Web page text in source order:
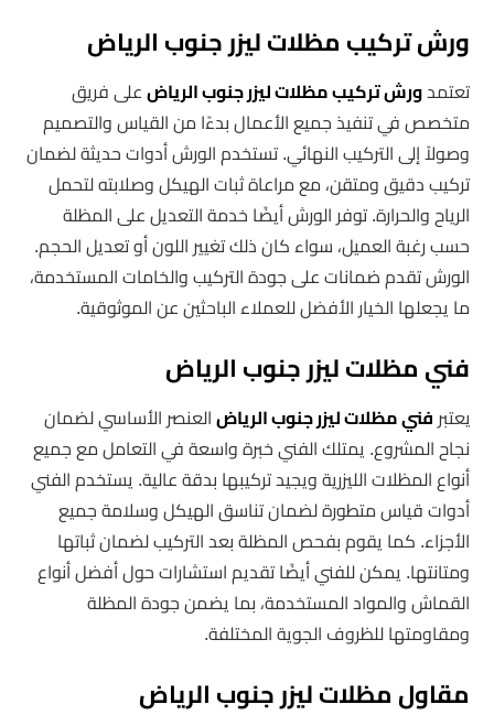
ورش تركيب مظلات ليزر جنوب الرياض
تعتمدورش تركيب مظلات ليزر جنوب الرياضعلى فريق
متخصص في تنفيذ جميع الأعمال بدءًا من القياس والتصميم
وصولاً إلى التركيب النهائي. تستخدم الورش أدوات حديثة لضمان
تركيب دقيق ومتقن، مع مراعاة ثبات الهيكل وصلابته لتحمل
الرياح والحرارة. توفر الورش أيضًا خدمة التعديل على المظلة
حسب رغبة العميل، سواء كان ذلك تغيير اللون أو تعديل الحجم.
الورش تقدم ضمانات على جودة التركيب والخامات المستخدمة،
ما يجعلها الخيار الأفضل للعملاء الباحثين عن الموثوقية.
فني مظلات ليزر جنوب الرياض
يعتبرفني مظلات ليزر جنوب الرياضالعنصر الأساسي لضمان
نجاح المشروع. يمتلك الفني خبرة واسعة في التعامل مع جميع
أنواع المظلات الليزرية ويجيد تركيبها بدقة عالية. يستخدم الفني
أدوات قياس متطورة لضمان تناسق الهيكل وسلامة جميع
الأجزاء. كما يقوم بفحص المظلة بعد التركيب لضمان ثباتها
ومتانتها. يمكن للفني أيضًا تقديم استشارات حول أفضل أنواع
القماش والمواد المستخدمة، بما يضمن جودة المظلة
ومقاومتها للظروف الجوية المختلفة.
مقاول مظلات ليزر جنوب الرياض